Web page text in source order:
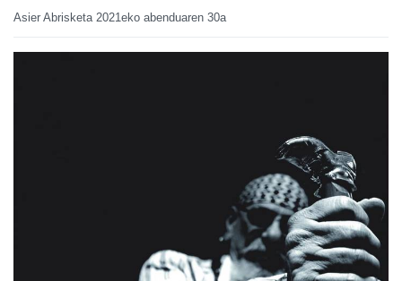
Asier Abrisketa 2021eko abenduaren 30a